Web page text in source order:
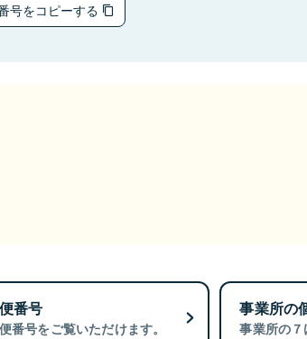
号をコピーする
番号
番号をご覧いただけます。
事業所の
事業所の７